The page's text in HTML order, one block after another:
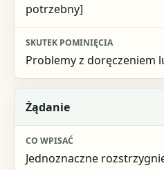
potrzebny]
Problemy z doręczeniem
Żądanie
Jednoznaczne